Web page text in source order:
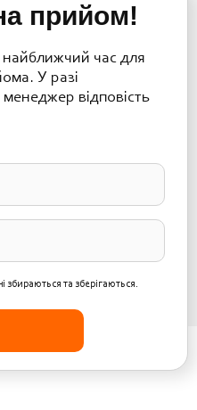
прийом!
час для
У разі
відповість
збираються та зберігаються.